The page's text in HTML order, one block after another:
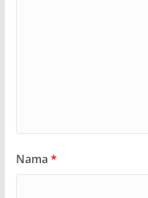
Nama *